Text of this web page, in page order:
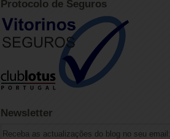
Protocolo de Seguros
Newsletter
Receba as actualizações do blog no seu email: